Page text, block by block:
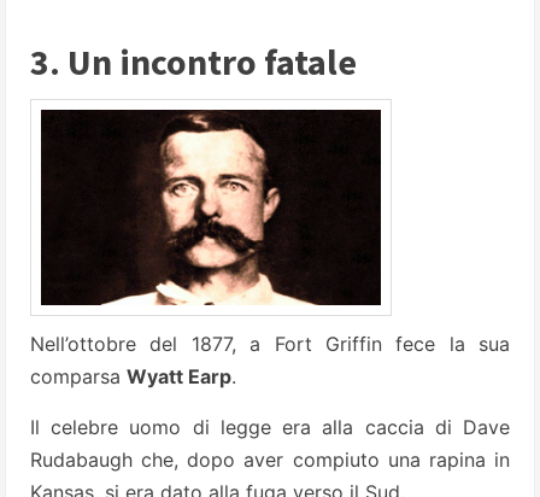
3. Un incontro fatale
Nell’ottobre del 1877, a Fort Griffin fece la sua
comparsa Wyatt Earp.
Il celebre uomo di legge era alla caccia di Dave
Rudabaugh che, dopo aver compiuto una rapina in